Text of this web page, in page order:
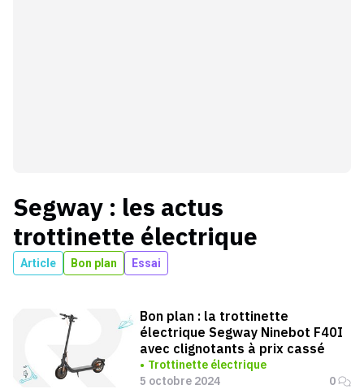
Segway : les actus
trottinette électrique
Article Bon plan Essai
Bon plan : la trottinette
électrique Segway Ninebot F40I
avec clignotants à prix cassé
Trottinette électrique
5 octobre 2024
0